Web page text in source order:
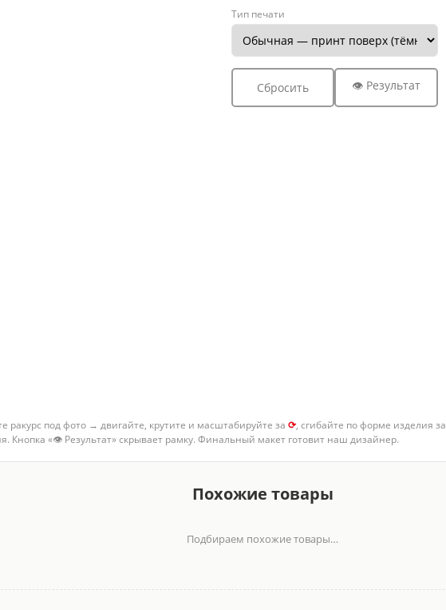
Тип печати
Сбросить 👁 Результат
ракурс под фото → двигайте, крутите и масштабируйте за ⟳, сгибайте по форме изделия за
Кнопка «👁 Результат» скрывает рамку. Финальный макет готовит наш дизайнер.
Похожие товары
Подбираем похожие товары…